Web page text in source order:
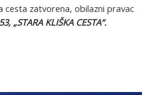
cesta zatvorena, obilazni pravac
„STARA KLIŠKA CESTA“.